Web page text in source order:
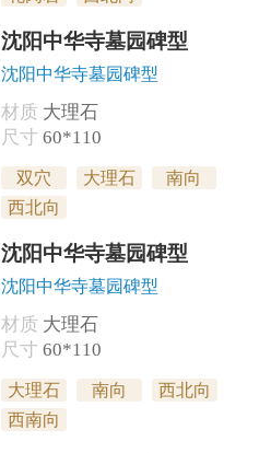
沈阳中华寺墓园碑型
沈阳中华寺墓园碑型
材质 大理石
尺寸60*110
双穴 大理石
南向
西北向
沈阳中华寺墓园碑型
沈阳中华寺墓园碑型
材质 大理石
尺寸60*110
大理石 南向
西北向
西南向